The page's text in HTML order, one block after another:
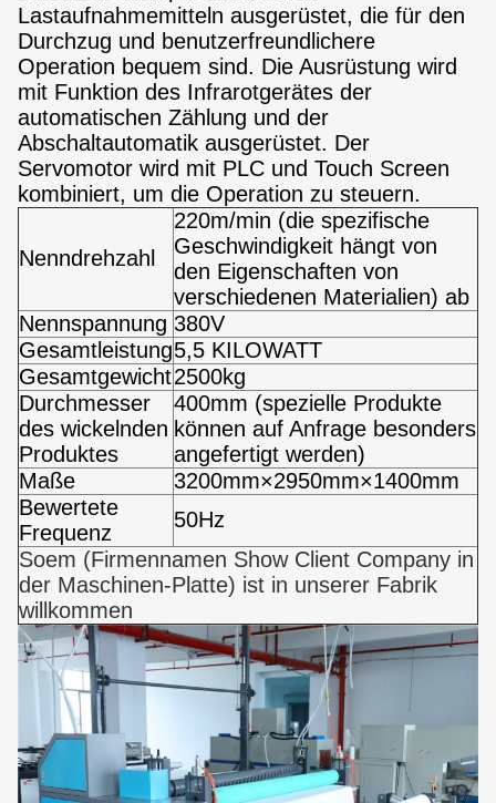
Lastaufnahmemitteln ausgerüstet, die für den
Durchzug und benutzerfreundlichere
Operation bequem sind. Die Ausrüstung wird
mit Funktion des Infrarotgerätes der
automatischen Zählung und der
Abschaltautomatik ausgerüstet. Der
Servomotor wird mit PLC und Touch Screen
kombiniert, um die Operation zu steuern.
Nenndrehzahl
220m/min (die spezifische
Geschwindigkeit hängt von
den Eigenschaften von
verschiedenen Materialien) ab
Nennspannung 380V
Gesamtleistung5,5 KILOWATT
Gesamtgewicht2500kg
Durchmesser
des wickelnden
Produktes
400mm (spezielle Produkte
können auf Anfrage besonders
angefertigt werden)
Maße
3200mm×2950mm×1400mm
Bewertete
Frequenz
50Hz
Soem (Firmennamen Show Client Company in
der Maschinen-Platte) ist in unserer Fabrik
willkommen